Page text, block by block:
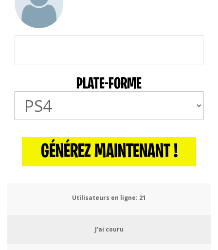
PLATE-FORME
GÉNÉREZ MAINTENANT !
Utilisateurs en ligne: 23
J'ai couru